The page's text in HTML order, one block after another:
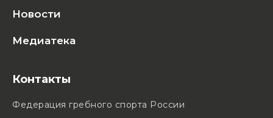
Новости
Медиатека
Контакты
Федерация гребного спорта России